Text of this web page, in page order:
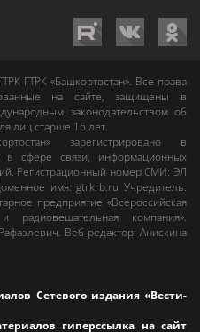
ГТРК «Башкортостан». Все права
на сайте, защищены в
законодательством об
лиц старше 16 лет.
зарегистрировано в
сфере связи, информационных
Регистрационный номер СМИ: ЭЛ
имя:gtrkrb.ru Учредитель:
предприятие «Всероссийская
и радиовещательная компания».
. Веб-редактор:Анискина
Сетевого издания «Вести-
гиперссылка на сайт